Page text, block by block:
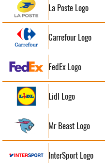
La Poste Logo
Carrefour Logo
FedEx Logo
Lidl Logo
Mr Beast Logo
InterSport Logo